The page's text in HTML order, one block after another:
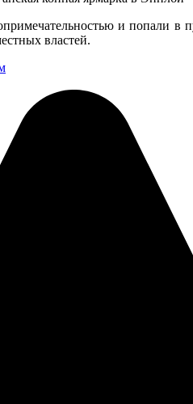
и попали в
властей.